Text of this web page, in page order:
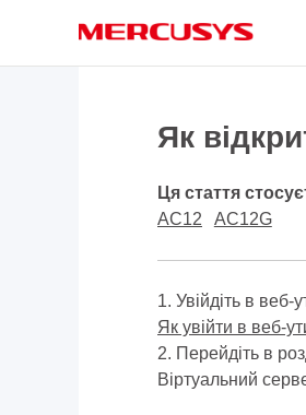
Як
Ця стаття
AC12
AC12G
1. Увійдіть в
Як увійти в веб-
2. Перейдіть в
Віртуальний